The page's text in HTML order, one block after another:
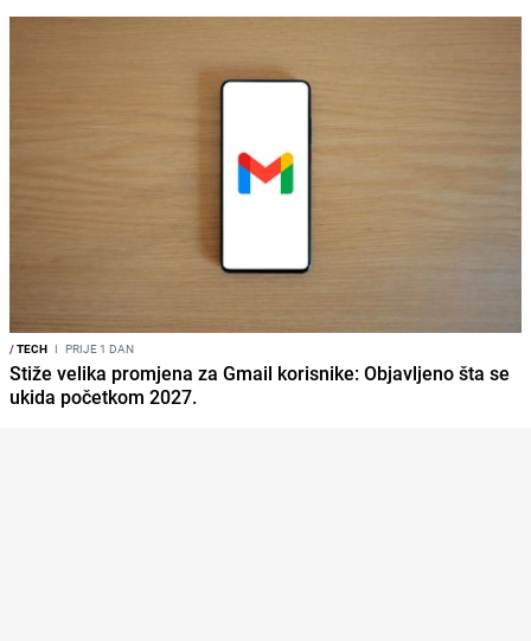
/TECH I PRIJE 1 DAN
Stiže velika promjena za Gmail korisnike: Objavljeno šta se
ukida početkom 2027.